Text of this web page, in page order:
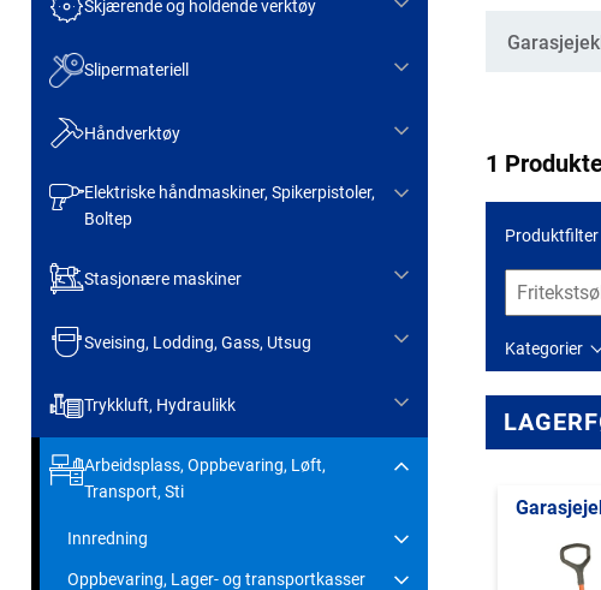
Skjærende og holdende verktøy
Slipermateriell
Håndverktøy
Elektriske håndmaskiner, Spikerpistoler,
Boltep
Stasjonære maskiner
Sveising, Lodding, Gass, Utsug
Trykkluft, Hydraulikk
Arbeidsplass, Oppbevaring, Løft,
Transport, Sti
Innredning
Oppbevaring, Lager- og transportkasser
Kategorier
1
Produktfilter
Kategorier